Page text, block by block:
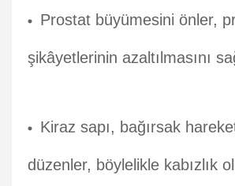
Prostat büyümesini önler,
şikâyetlerinin azaltılmasını
Kiraz sapı, bağırsak
düzenler, böylelikle kabızlık